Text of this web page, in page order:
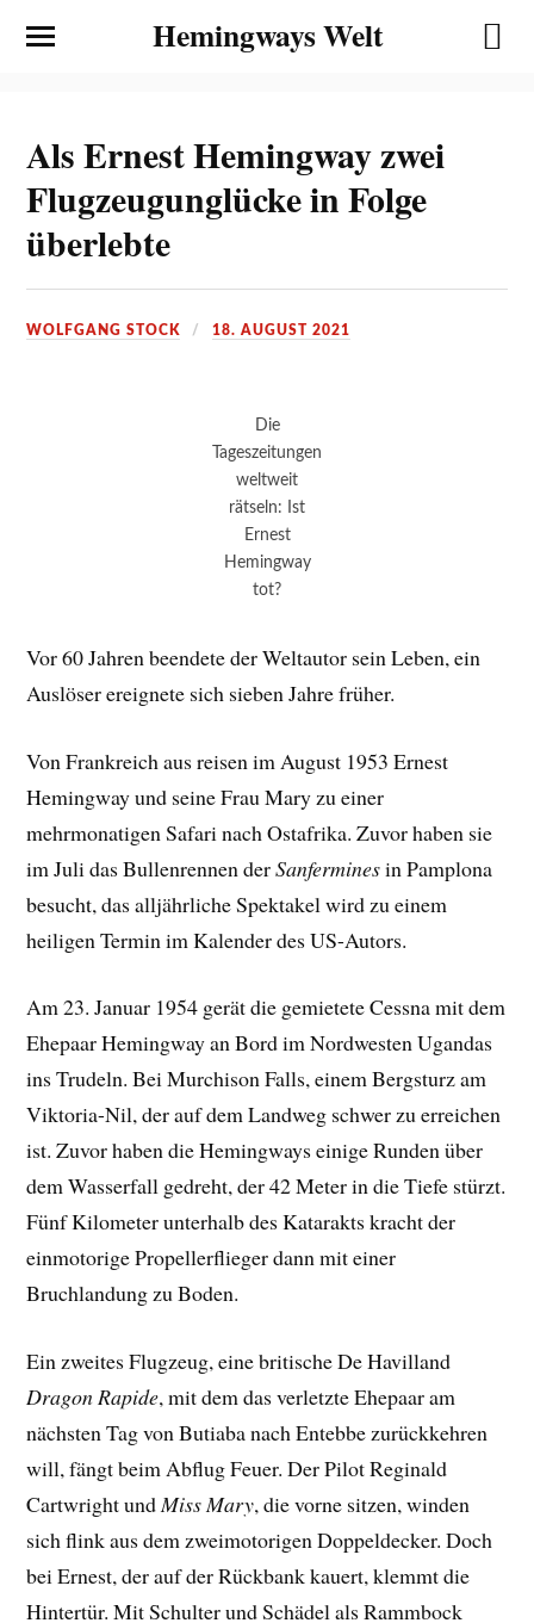
Hemingways Welt
Als Ernest Hemingway zwei
Flugzeugunglücke in Folge
überlebte
WOLFGANG STOCK 18. AUGUST 2021
Die
Tageszeitungen
weltweit
rätseln: Ist
Ernest
Hemingway
tot?
Vor 60 Jahren beendete der Weltautor sein Leben, ein
Auslöser ereignete sich sieben Jahre früher.
Von Frankreich aus reisen im August 1953 Ernest
Hemingway und seine Frau Mary zu einer
mehrmonatigen Safari nach Ostafrika. Zuvor haben sie
im Juli das Bullenrennen derSanferminesin Pamplona
besucht, das alljährliche Spektakel wird zu einem
heiligen Termin im Kalender des US-Autors.
Am 23. Januar 1954 gerät die gemietete Cessna mit dem
Ehepaar Hemingway an Bord im Nordwesten Ugandas
ins Trudeln. Bei Murchison Falls, einem Bergsturz am
Viktoria-Nil, der auf dem Landweg schwer zu erreichen
ist. Zuvor haben die Hemingways einige Runden über
dem Wasserfall gedreht, der 42 Meter in die Tiefe stürzt.
Fünf Kilometer unterhalb des Katarakts kracht der
einmotorige Propellerflieger dann mit einer
Bruchlandung zu Boden.
Ein zweites Flugzeug, eine britische De Havilland
Dragon Rapide, mit dem das verletzte Ehepaar am
nächsten Tag von Butiaba nach Entebbe zurückkehren
will, fängt beim Abflug Feuer. Der Pilot Reginald
Cartwright undMiss Mary, die vorne sitzen, winden
sich flink aus dem zweimotorigen Doppeldecker. Doch
bei Ernest, der auf der Rückbank kauert, klemmt die
Hintertür. Mit Schulter und Schädel als Rammbock